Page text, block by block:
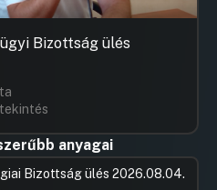
X. kerület
ELEJÉRE
X.
Bizottság ülés
anyagai
Bizottság ülés 2026.08.04.